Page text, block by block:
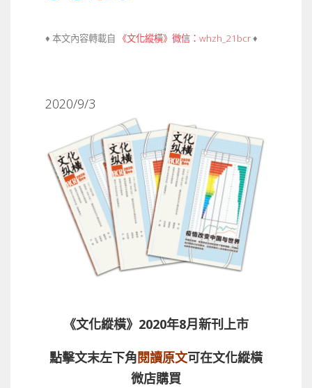
♦ 本文內容轉載自 《文化縱橫》微信：whzh_21bcr♦
2020/9/3
《文化縱橫》2020年8月新刊上市
點擊文末左下角閱讀原文可在文化縱橫
微店購買